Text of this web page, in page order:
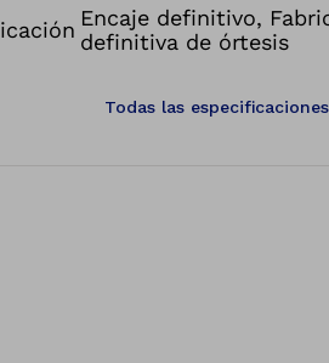
Encaje definitivo,
definitiva de órtesis
Todas las especificaciones